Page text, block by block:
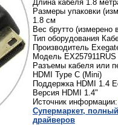
Длина кабеля 1.8
Размеры упаковки
1.8 см
Вес брутто (измерено
Тип оборудования
Производитель
Модель EX257911RUS
Разъемы кабеля или
HDMI Type C (Mini)
Поддержка HDMI 1.4
Версия HDMI 1.4"
Источник информации:
Cупермаркет,
драйверов